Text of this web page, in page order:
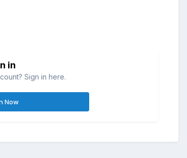
in
Sign in here.
Now